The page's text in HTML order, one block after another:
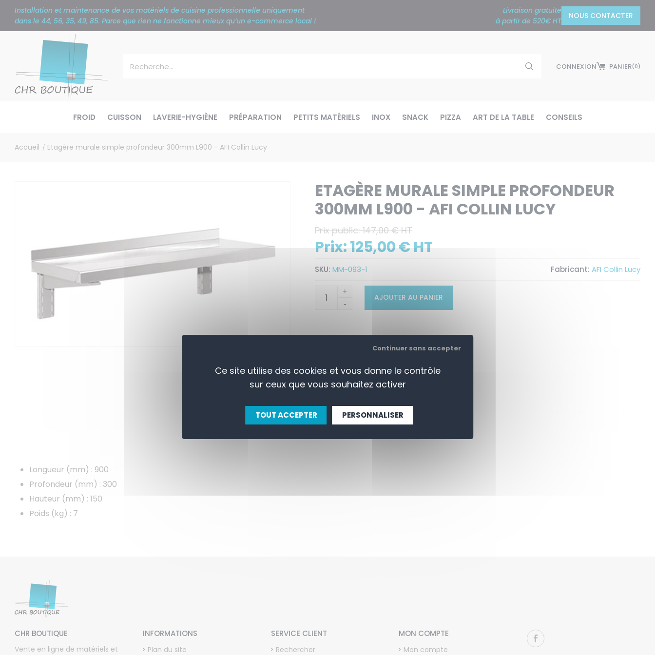
Installation et maintenance de vos matériels de cuisine professionnelle uniquement
dans le 44, 56, 35, 49, 85. Parce que rien ne fonctionne mieux qu’un e-commerce local !
Livraison gratuite
à partir de 520€ HT
NOUS CONTACTER
CONNEXION PANIER(0)
FROID CUISSON LAVERIE-HYGIÈNE PRÉPARATION PETITS MATÉRIELS INOX SNACK PIZZA ART DE LA TABLE CONSEILS
Accueil / Etagère murale simple profondeur 300mm L900 - AFI Collin Lucy
ETAGÈRE MURALE SIMPLE PROFONDEUR
300MM L900 - AFI COLLIN LUCY
Prix public: 147,00 € HT
Prix:125,00 € HT
SKU: MM-093-1 Fabricant: AFI Collin Lucy
+
-
AJOUTER AU PANIER
Longueur (mm) : 900
Profondeur (mm) : 300
Hauteur (mm) : 150
Poids (kg) : 7
CHR BOUTIQUE
Vente en ligne de matériels et
INFORMATIONS
Plan du site
SERVICE CLIENT
Rechercher
MON COMPTE
Mon compte
Panneau de gestion des cookies
Ce site utilise des cookies et vous donne le contrôle
sur ceux que vous souhaitez activer
TOUT ACCEPTER
Continuer sans accepter
PERSONNALISER